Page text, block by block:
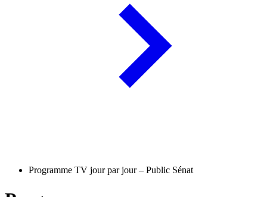
Programme TV jour par jour – Public Sénat